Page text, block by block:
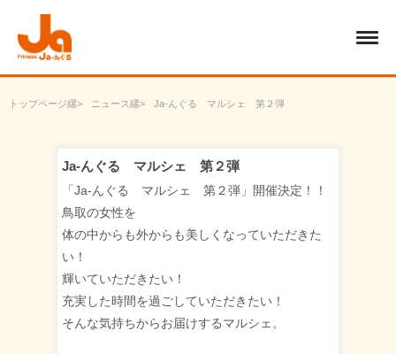
トップページ ニュース Ja-んぐる マルシェ 第２弾
Ja-んぐる マルシェ 第２弾
「Ja-んぐる マルシェ 第２弾」開催決定！！
鳥取の女性を
体の中からも外からも美しくなっていただきた
い！
輝いていただきたい！
充実した時間を過ごしていただきたい！
そんな気持ちからお届けするマルシェ。